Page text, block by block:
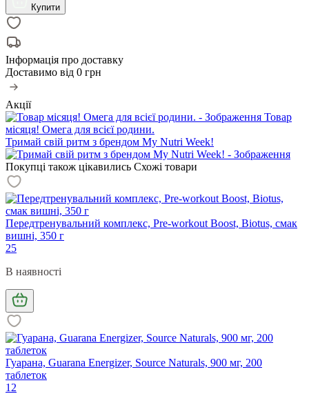
Купити
Інформація про доставку
Доставимо від 0 грн
Акції
Товар
місяця! Омега для всієї родини.
Тримай свій ритм з брендом My Nutri Week!
Покупці також цікавились Схожі товари
Передтренувальний комплекс, Pre-workout Boost, Biotus, смак
вишні, 350 г
25
В наявності
Гуарана, Guarana Energizer, Source Naturals, 900 мг, 200
таблеток
12